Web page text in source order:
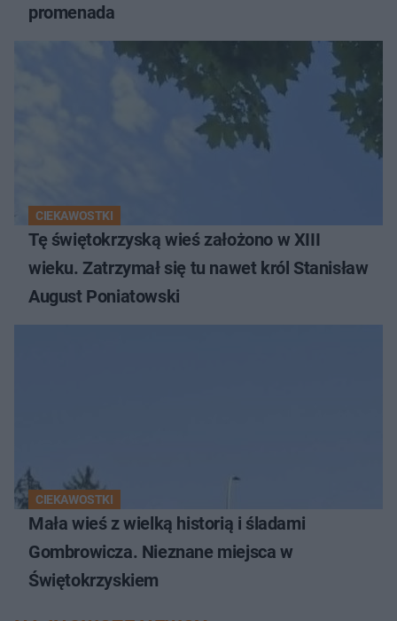
promenada
CIEKAWOSTKI
Tę świętokrzyską wieś założono w XIII
wieku. Zatrzymał się tu nawet król Stanisław
August Poniatowski
CIEKAWOSTKI
Mała wieś z wielką historią i śladami
Gombrowicza. Nieznane miejsca w
Świętokrzyskiem